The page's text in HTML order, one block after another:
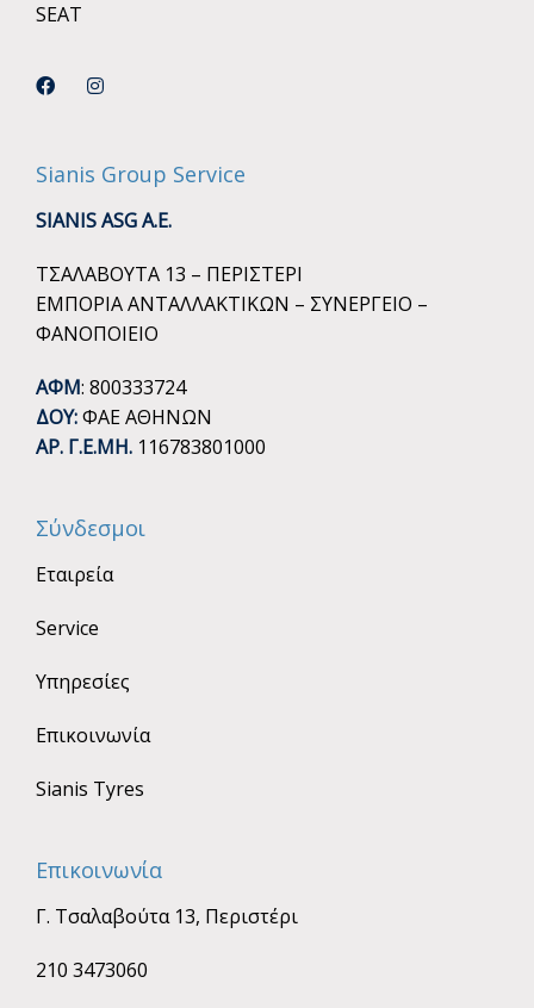
SEAT
Sianis Group Service
SIANIS ASG A.E.
ΤΣΑΛΑΒΟΥΤΑ 13 – ΠΕΡΙΣΤΕΡΙ
ΕΜΠΟΡΙΑ ΑΝΤΑΛΛΑΚΤΙΚΩΝ – ΣΥΝΕΡΓΕΙΟ –
ΦΑΝΟΠΟΙΕΙΟ
ΑΦΜ: 800333724
ΔΟΥ:ΦΑΕ ΑΘΗΝΩΝ
ΑΡ. Γ.Ε.ΜΗ. 116783801000
Σύνδεσμοι
Εταιρεία
Service
Υπηρεσίες
Επικοινωνία
Sianis Tyres
Επικοινωνία
Γ. Τσαλαβούτα 13, Περιστέρι
210 3473060